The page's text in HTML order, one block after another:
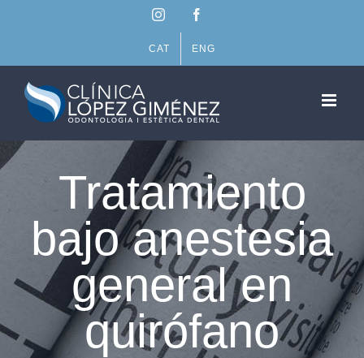
Instagram
CAT ENG
Tratamiento
bajo anestesia
general en
quirófano